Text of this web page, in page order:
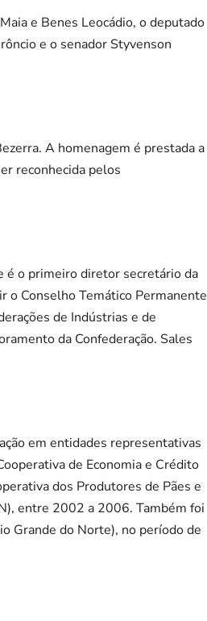
e Benes Leocádio, o deputado
e o senador Styvenson
A homenagem é prestada a
reconhecida pelos
é o primeiro diretor secretário da
o Conselho Temático Permanente
de Indústrias e de
da Confederação. Sales
em entidades representativas
de Economia e Crédito
dos Produtores de Pães e
entre 2002 a 2006. Também foi
Grande do Norte), no período de